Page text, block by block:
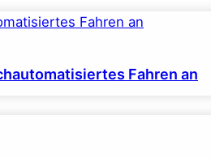
Fahren an